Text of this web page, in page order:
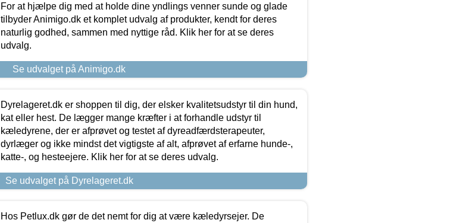
For at hjælpe dig med at holde dine yndlings venner sunde og glade
tilbyder Animigo.dk et komplet udvalg af produkter, kendt for deres
naturlig godhed, sammen med nyttige råd. Klik her for at se deres
udvalg.
Se udvalget på Animigo.dk
Dyrelageret.dk er shoppen til dig, der elsker kvalitetsudstyr til din hund,
kat eller hest. De lægger mange kræfter i at forhandle udstyr til
kæledyrene, der er afprøvet og testet af dyreadfærdsterapeuter,
dyrlæger og ikke mindst det vigtigste af alt, afprøvet af erfarne hunde-,
katte-, og hesteejere. Klik her for at se deres udvalg.
Se udvalget på Dyrelageret.dk
Hos Petlux.dk gør de det nemt for dig at være kæledyrsejer. De